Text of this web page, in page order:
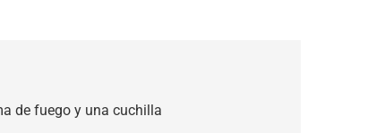
de fuego y una cuchilla